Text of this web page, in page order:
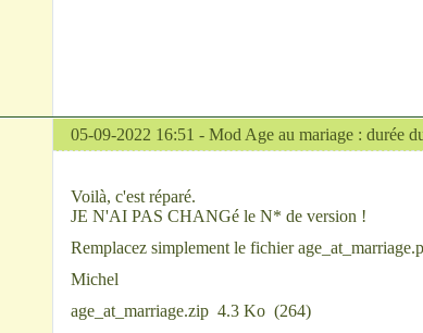
05-09-2022 16:51 - Mod Age au mariage : durée
Voilà, c'est réparé.
JE N'AI PAS CHANGé le N* de version !
Remplacez simplement le fichier
Michel
age_at_marriage.zip 4.3 Ko (264)